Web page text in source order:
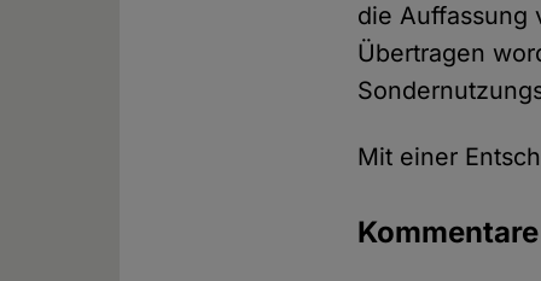
die Auffassung
Übertragen
Mit einer
Kommentare